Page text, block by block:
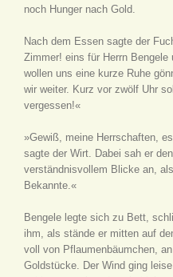
noch Hunger nach Gold.
Nach dem Essen sagte der
Zimmer! eins für Herrn
wollen uns eine kurze Ruhe
wir weiter. Kurz vor zwölf Uhr
vergessen!«
»Gewiß, meine Herrschaften,
sagte der Wirt. Dabei sah er
verständnisvollem Blicke an,
Bekannte.«
Bengele legte sich zu Bett,
ihm, als stände er mitten auf
voll von Pflaumenbäumchen,
Goldstücke. Der Wind ging